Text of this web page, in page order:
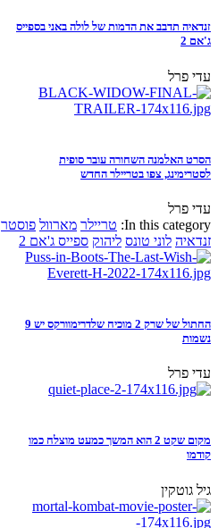
זנדאיה תדבב את הדמות של לולה באני בספייס
ג'אם 2
עדי פרל
הסרט האלמנה השחורה עובר סופית
לסטרימינג, צפו בטריילר החדש
עדי פרל
In this category: טריילר מארוול פוסטר
זנדאיה לוני טונס ליהוק ספייס ג'אם 2
החתול של שרק 2 מוכיח שלדרימוורקס יש 9
נשמות
עדי פרל
מקום שקט 2 הוא המשך כמעט מוצלח כמו
קודמו
גיל גוטקין